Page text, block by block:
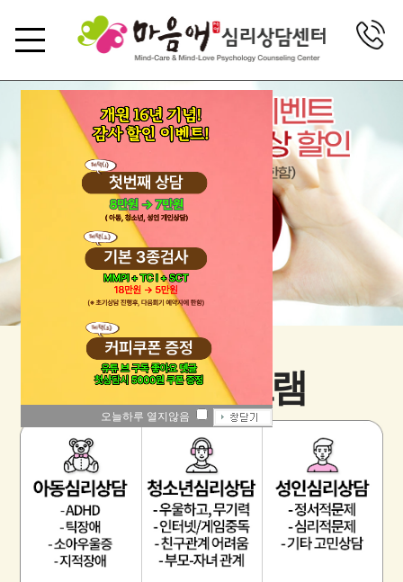
오늘하루 열지않음
상담 프로그램